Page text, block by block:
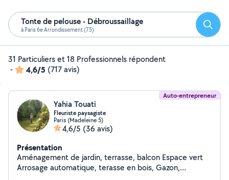
Tonte de pelouse - Débroussaillage
à Paris 6e Arrondissement (75)
31 Particuliers et 18 Professionnels répondent
-
4,6/5 (717 avis)
Auto-entrepreneur
Yahia Touati
Fleuriste paysagiste
Paris (Madeleine 5)
4,6/5 (36 avis)
Présentation
Aménagement de jardin, terrasse, balcon Espace vert
Arrosage automatique, terasse en bois, Gazon,